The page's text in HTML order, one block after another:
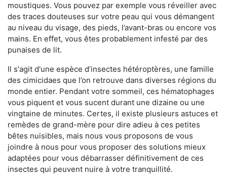
moustiques. Vous pouvez par exemple vous réveiller avec
des traces douteuses sur votre peau qui vous démangent
au niveau du visage, des pieds, l’avant-bras ou encore vos
mains. En effet, vous êtes probablement infesté par des
punaises de lit.
Il s'agit d'une espèce d’insectes hétéroptères, une famille
des cimicidaes que l’on retrouve dans diverses régions du
monde entier. Pendant votre sommeil, ces hématophages
vous piquent et vous sucent durant une dizaine ou une
vingtaine de minutes. Certes, il existe plusieurs astuces et
remèdes de grand-mère pour dire adieu à ces petites
bêtes nuisibles, mais nous vous proposons de vous
joindre à nous pour vous proposer des solutions mieux
adaptées pour vous débarrasser définitivement de ces
insectes qui peuvent nuire à votre tranquillité.